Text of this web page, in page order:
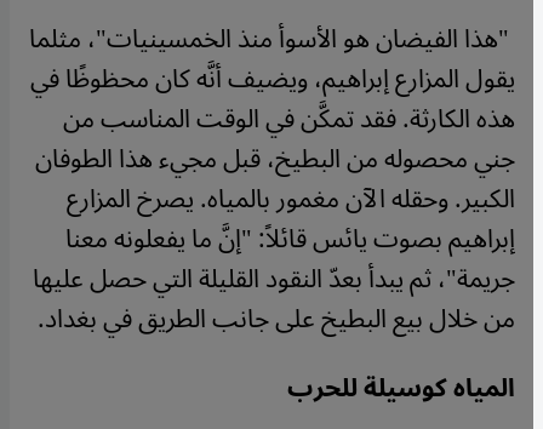
"هذا الفيضان هو الأسوأ منذ الخمسينيات"، مثلما
يقول المزارع إبراهيم، ويضيف أنَّه كان محظوظًا في
هذه الكارثة. فقد تمكَّن في الوقت المناسب من
جني محصوله من البطيخ، قبل مجيء هذا الطوفان
الكبير. وحقله الآن مغمور بالمياه. يصرخ المزارع
إبراهيم بصوت يائس قائلاً: "إنَّ ما يفعلونه معنا
جريمة"، ثم يبدأ بعدّ النقود القليلة التي حصل عليها
من خلال بيع البطيخ على جانب الطريق في بغداد.
المياه كوسيلة للحرب